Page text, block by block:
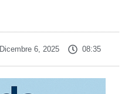
Dicembre 6, 2025 08:35